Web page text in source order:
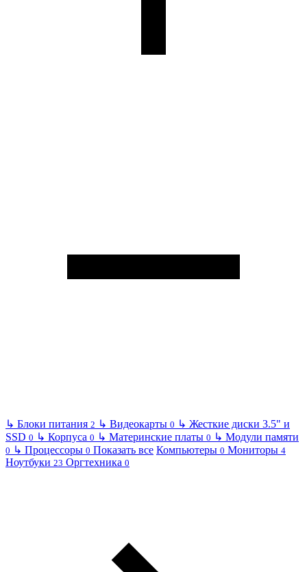
↳ Блоки питания 2 ↳ Видеокарты 0 ↳ Жесткие диски 3.5" и
SSD 0 ↳ Корпуса 0 ↳ Материнские платы 0 ↳ Модули памяти
0 ↳ Процессоры 0 Показать все Компьютеры 0 Мониторы 4
Ноутбуки 23 Оргтехника 0